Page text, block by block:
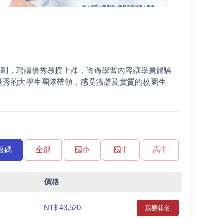
，聘請優秀教授上課，透過學習內容讓學員體驗
的大學生團隊帶領，感受溫馨及實質的校園生
碼 全部 國小 國中 高中
價格
NT$ 43,520 我要報名